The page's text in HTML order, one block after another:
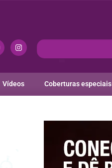
Vídeos Coberturas especiais